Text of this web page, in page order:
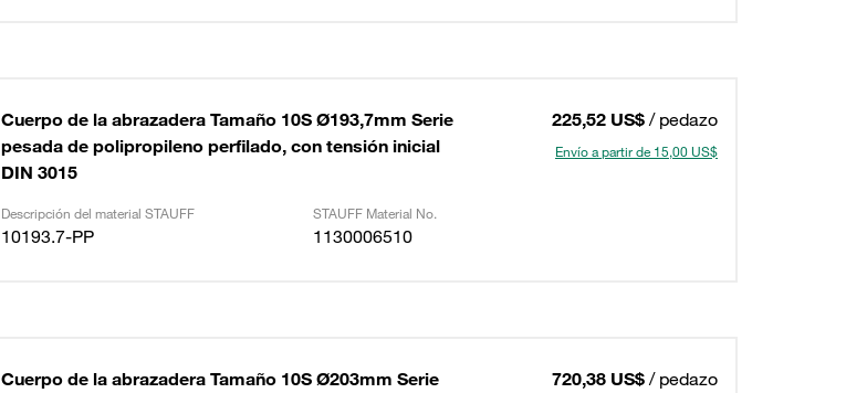
Cuerpo de la abrazadera Tamaño 10S Ø193,7mm Serie
pesada de polipropileno perfilado, con tensión inicial
DIN 3015
225,52 US$ / pedazo
Envío a partir de 15,00 US$
Descripción del material STAUFF STAUFF Material No.
10193.7-PP 1130006510
Cuerpo de la abrazadera Tamaño 10S Ø203mm Serie
720,38 US$ / pedazo